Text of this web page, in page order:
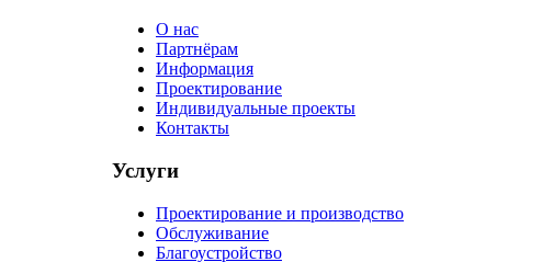
О нас
Партнёрам
Информация
Проектирование
Индивидуальные проекты
Контакты
Услуги
Проектирование и производство
Обслуживание
Благоустройство